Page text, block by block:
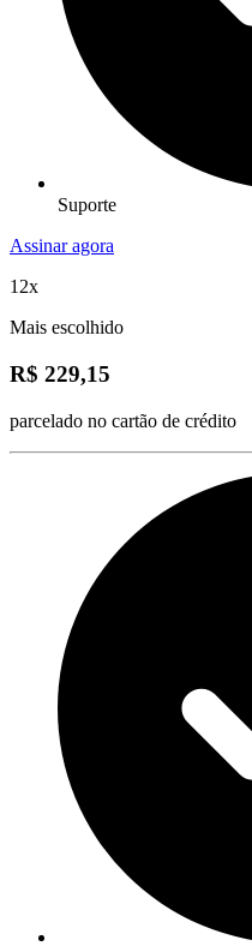
Suporte
Assinar agora
12x
Mais escolhido
R$ 229,15
parcelado no cartão de crédito